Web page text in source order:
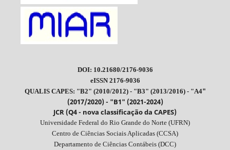
DOI: 10.21680/2176-9036
eISSN 2176-9036
QUALIS CAPES: "B2" (2010/2012) - "B3" (2013/2016) - "A4"
(2017/2020) - "B1" (2021-2024)
JCR (Q4 - nova classificação da CAPES)
Universidade Federal do Rio Grande do Norte (UFRN)
Centro de Ciências Sociais Aplicadas (CCSA)
Departamento de Ciências Contábeis (DCC)